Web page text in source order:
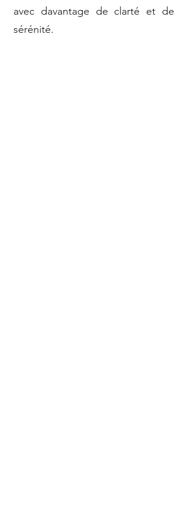
avec davantage de clarté et de
sérénité.